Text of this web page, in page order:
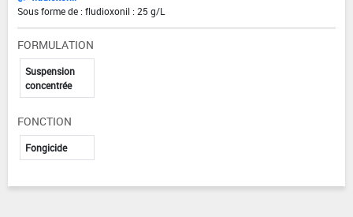
Sous forme de : fludioxonil : 25 g/L
FORMULATION
Suspension
concentrée
FONCTION
Fongicide